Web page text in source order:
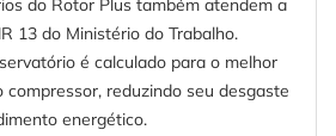
do Rotor Plus também atendem a
13 do Ministério do Trabalho.
é calculado para o melhor
reduzindo seu desgaste
energético.